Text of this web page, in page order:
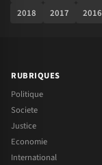
2018
2017 2016
RUBRIQUES
Politique
Societe
Justice
Economie
International